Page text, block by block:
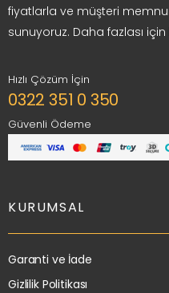
fiyatlarla ve müşteri
sunuyoruz. Daha fazlası için
Hızlı Çözüm İçin
0322 351 0 350
Güvenli Ödeme
KURUMSAL
Garanti ve İade
Gizlilik Politikası